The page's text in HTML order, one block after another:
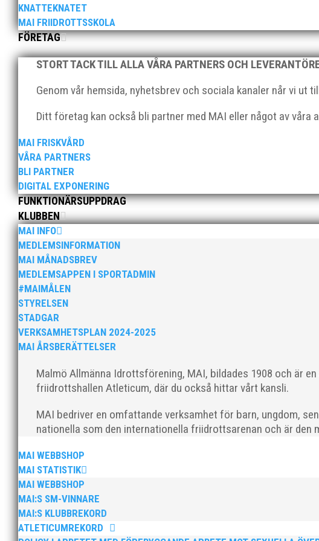
KNATTEKNATET
MAI FRIIDROTTSSKOLA
FÖRETAG
STORT TACK TILL ALLA VÅRA PARTNERS OCH
Genom vår hemsida, nyhetsbrev och sociala kanaler når vi ut
Ditt företag kan också bli partner med MAI eller något av våra
MAI FRISKVÅRD
VÅRA PARTNERS
BLI PARTNER
DIGITAL EXPONERING
FUNKTIONÄRSUPPDRAG
KLUBBEN
MAI INFO
MEDLEMSINFORMATION
MAI MÅNADSBREV
MEDLEMSAPPEN I SPORTADMIN
#MAIMÅLEN
STYRELSEN
STADGAR
VERKSAMHETSPLAN 2024-2025
MAI ÅRSBERÄTTELSER
Malmö Allmänna Idrottsförening, MAI, bildades 1908 och är
friidrottshallen Atleticum, där du också hittar vårt kansli.
MAI bedriver en omfattande verksamhet för barn, ungdom,
nationella som den internationella friidrottsarenan och är
MAI WEBBSHOP
MAI STATISTIK
MAI WEBBSHOP
MAI:S SM-VINNARE
MAI:S KLUBBREKORD
ATLETICUMREKORD
Allmänna Idrottsförening – MAI – söker en engagerad,
med en mängd olika projekt. Med sin parhäst och nära vän,
Nu är hösten här och för oss MAI:re betyder det olika saker
ordförande i vår anrika förening om hur jag uppfattar läget i våra
MAI Klubbkväll 8 okt – MAI bjöd in alla friidrottare födda
Sprinterdrottningen Julia Henriksson vann dubbla guld när SM
firade stora triumfer. Wictor Petersson plockade som väntat hem